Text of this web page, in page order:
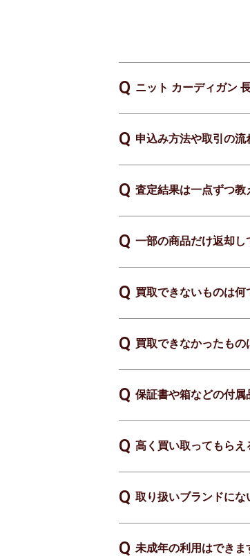
ニット カーディガン
申込み方法や取引の流
査定結果は一点ずつ教
一部の商品だけ返却し
買取できないものは何
買取できなかったもの
保証書や箱などの付属
高く買い取ってもらえ
取り扱いブランドにな
未成年の利用はできま